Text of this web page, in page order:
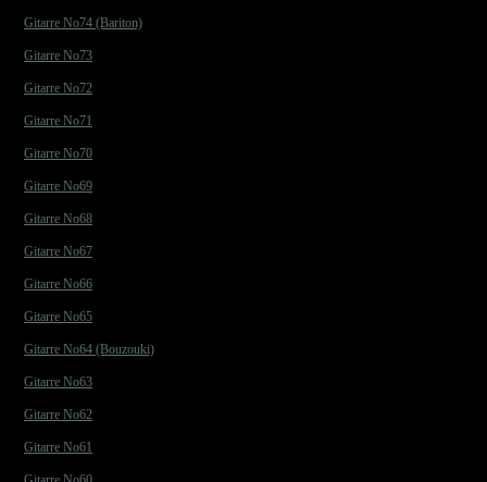
Gitarre No74 (Bariton)
Gitarre No73
Gitarre No72
Gitarre No71
Gitarre No70
Gitarre No69
Gitarre No68
Gitarre No67
Gitarre No66
Gitarre No65
Gitarre No64 (Bouzouki)
Gitarre No63
Gitarre No62
Gitarre No61